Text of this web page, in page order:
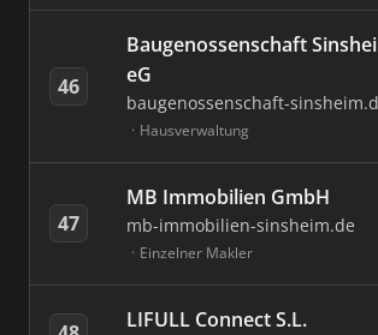
46
Baugenossenschaft
eG
baugenossenschaft-
Hausverwaltung
47
MB Immobilien GmbH
mb-immobilien-sinsheim.de
Einzelner Makler
LIFULL Connect S.L.